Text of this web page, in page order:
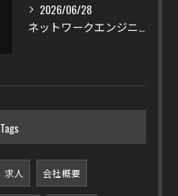
2026/06/28
ネットワークエンジニアとして資産を築く年収アップと投資戦略の実践ガイド
Tags
求人 会社概要